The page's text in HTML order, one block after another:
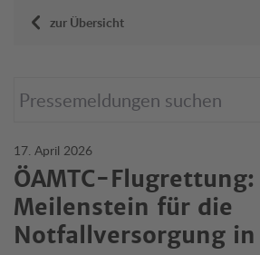
zur Übersicht
17. April 2026
ÖAMTC-Flugrettung:
Meilenstein für die
Notfallversorgung in